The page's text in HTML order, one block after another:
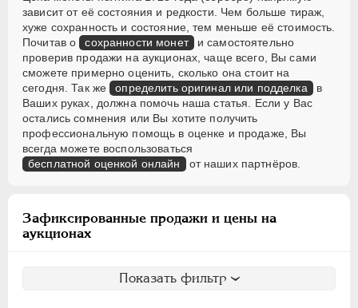
зависит от её состояния и редкости. Чем больше тираж,
хуже сохранность и состояние, тем меньше её стоимость.
Почитав о сохранности монет и самостоятельно
проверив продажи на аукционах, чаще всего, Вы сами
сможете примерно оценить, сколько она стоит на
сегодня. Так же определить оригинал или подделка в
Ваших руках, должна помочь наша статья. Если у Вас
остались сомнения или Вы хотите получить
профессиональную помощь в оценке и продаже, Вы
всегда можете воспользоваться
бесплатной оценкой онлайн от наших партнёров.
Зафиксированные продажи и цены на
аукционах
Показать фильтр